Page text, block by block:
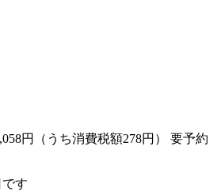
円（うち消費税額278円） 要予約
す